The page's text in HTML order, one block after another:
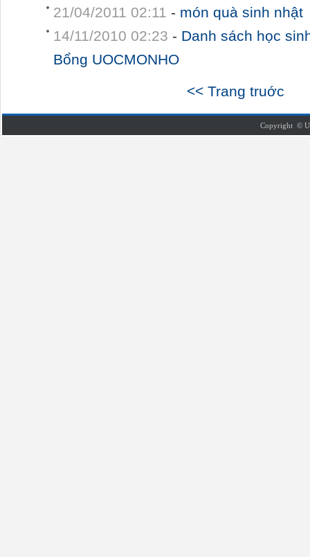
21/04/2011 02:11 - món quà sinh nhật
14/11/2010 02:23 - Danh sách học
Bổng UOCMONHO
<< Trang truớc
Copyright ©